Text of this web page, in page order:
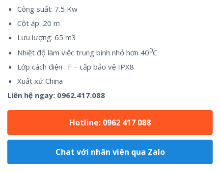
Công suất: 7.5 Kw
Cột áp: 20 m
Lưu lượng: 65 m3
Nhiệt độ làm việc trung bình nhỏ hơn 400C
Lớp cách điện : F – cấp bảo vệ IPX8
Xuất xứ China
Liên hệ ngay: 0962.417.088
Hotline: 0962 417 088
Chat với nhân viên qua Zalo